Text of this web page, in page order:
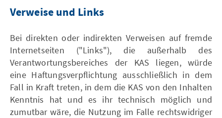
Verweise und Links
Bei direkten oder indirekten Verweisen auf fremde
Internetseiten ("Links"), die außerhalb des
Verantwortungsbereiches der KAS liegen, würde
eine Haftungsverpflichtung ausschließlich in dem
Fall in Kraft treten, in dem die KAS von den Inhalten
Kenntnis hat und es ihr technisch möglich und
zumutbar wäre, die Nutzung im Falle rechtswidriger